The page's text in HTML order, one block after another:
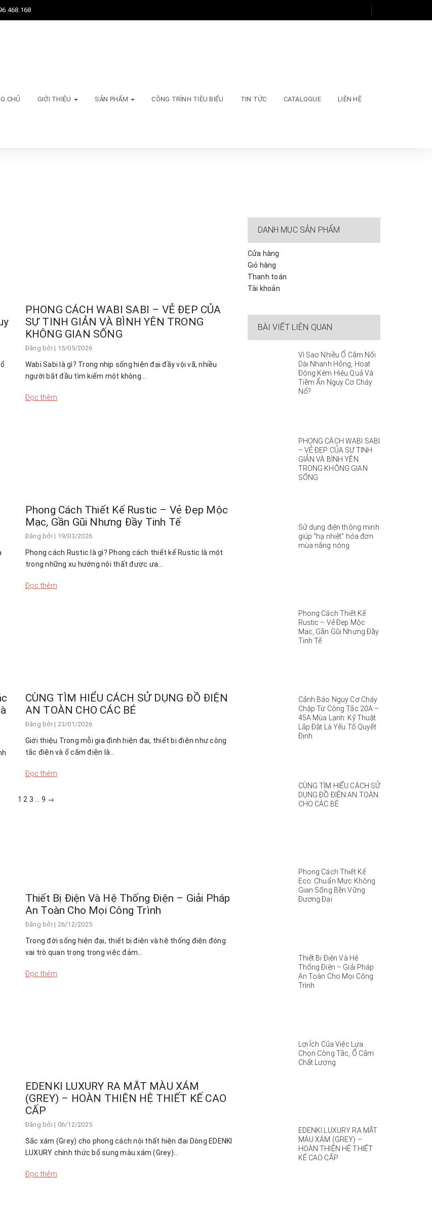
CHỦ GIỚI THIỆU SẢN PHẨM CÔNG TRÌNH TIÊU BIỂU TIN TỨC CATALOGUE LIÊN HỆ
PHONG CÁCH WABI SABI – VẺ ĐẸP CỦA
SỰ TINH GIẢN VÀ BÌNH YÊN TRONG
KHÔNG GIAN SỐNG
Đăng bởi | 15/05/2026
Wabi Sabi là gì? Trong nhịp sống hiện đại đầy vội vã, nhiều
người bắt đầu tìm kiếm một không…
Đọc thêm
Phong Cách Thiết Kế Rustic – Vẻ Đẹp Mộc
Mạc, Gần Gũi Nhưng Đầy Tinh Tế
Đăng bởi | 19/03/2026
Phong cách Rustic là gì? Phong cách thiết kế Rustic là một
trong những xu hướng nội thất được ưa…
Đọc thêm
CÙNG TÌM HIỂU CÁCH SỬ DỤNG ĐỒ ĐIỆN
AN TOÀN CHO CÁC BÉ
Đăng bởi | 23/01/2026
Giới thiệu Trong mỗi gia đình hiện đại, thiết bị điện như công
tắc điện và ổ cắm điện là…
Đọc thêm
Thiết Bị Điện Và Hệ Thống Điện – Giải Pháp
An Toàn Cho Mọi Công Trình
Đăng bởi | 26/12/2025
Trong đời sống hiện đại, thiết bị điện và hệ thống điện đóng
vai trò quan trọng trong việc đảm…
Đọc thêm
EDENKI LUXURY RA MẮT MÀU XÁM
(GREY) – HOÀN THIỆN HỆ THIẾT KẾ CAO
CẤP
Đăng bởi | 06/12/2025
Sắc xám (Grey) cho phong cách nội thất hiện đại Dòng EDENKI
LUXURY chính thức bổ sung màu xám (Grey)…
Đọc thêm
1 2 3 9 →
DANH MỤC SẢN PHẨM
Cửa hàng
Giỏ hàng
Thanh toán
Tài khoản
BÀI VIẾT LIÊN QUAN
Vì Sao Nhiều Ổ Cắm Nối
Dài Nhanh Hỏng, Hoạt
Động Kém Hiệu Quả Và
Tiềm Ẩn Nguy Cơ Cháy
Nổ?
PHONG CÁCH WABI SABI
– VẺ ĐẸP CỦA SỰ TINH
GIẢN VÀ BÌNH YÊN
TRONG KHÔNG GIAN
SỐNG
Sử dụng điện thông minh
giúp “hạ nhiệt” hóa đơn
mùa nắng nóng
Phong Cách Thiết Kế
Rustic – Vẻ Đẹp Mộc
Mạc, Gần Gũi Nhưng Đầy
Tinh Tế
Cảnh Báo Nguy Cơ Cháy
Chập Từ Công Tắc 20A –
45A Mùa Lạnh: Kỹ Thuật
Lắp Đặt Là Yếu Tố Quyết
Định
CÙNG TÌM HIỂU CÁCH SỬ
DỤNG ĐỒ ĐIỆN AN TOÀN
CHO CÁC BÉ
Phong Cách Thiết Kế
Eco: Chuẩn Mực Không
Gian Sống Bền Vững
Đương Đại
Thiết Bị Điện Và Hệ
Thống Điện – Giải Pháp
An Toàn Cho Mọi Công
Trình
Lợi Ích Của Việc Lựa
Chọn Công Tắc, Ổ Cắm
Chất Lượng
EDENKI LUXURY RA MẮT
MÀU XÁM (GREY) –
HOÀN THIỆN HỆ THIẾT
KẾ CAO CẤP